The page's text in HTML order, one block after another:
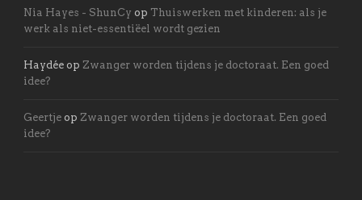
Nia Hayes - ShunCy op Thuiswerken met kinderen: als je
werk als niet-essentiëel wordt gezien
Haydée op Zwanger worden tijdens je doctoraat. Een goed
idee?
Geertje op Zwanger worden tijdens je doctoraat. Een goed
idee?